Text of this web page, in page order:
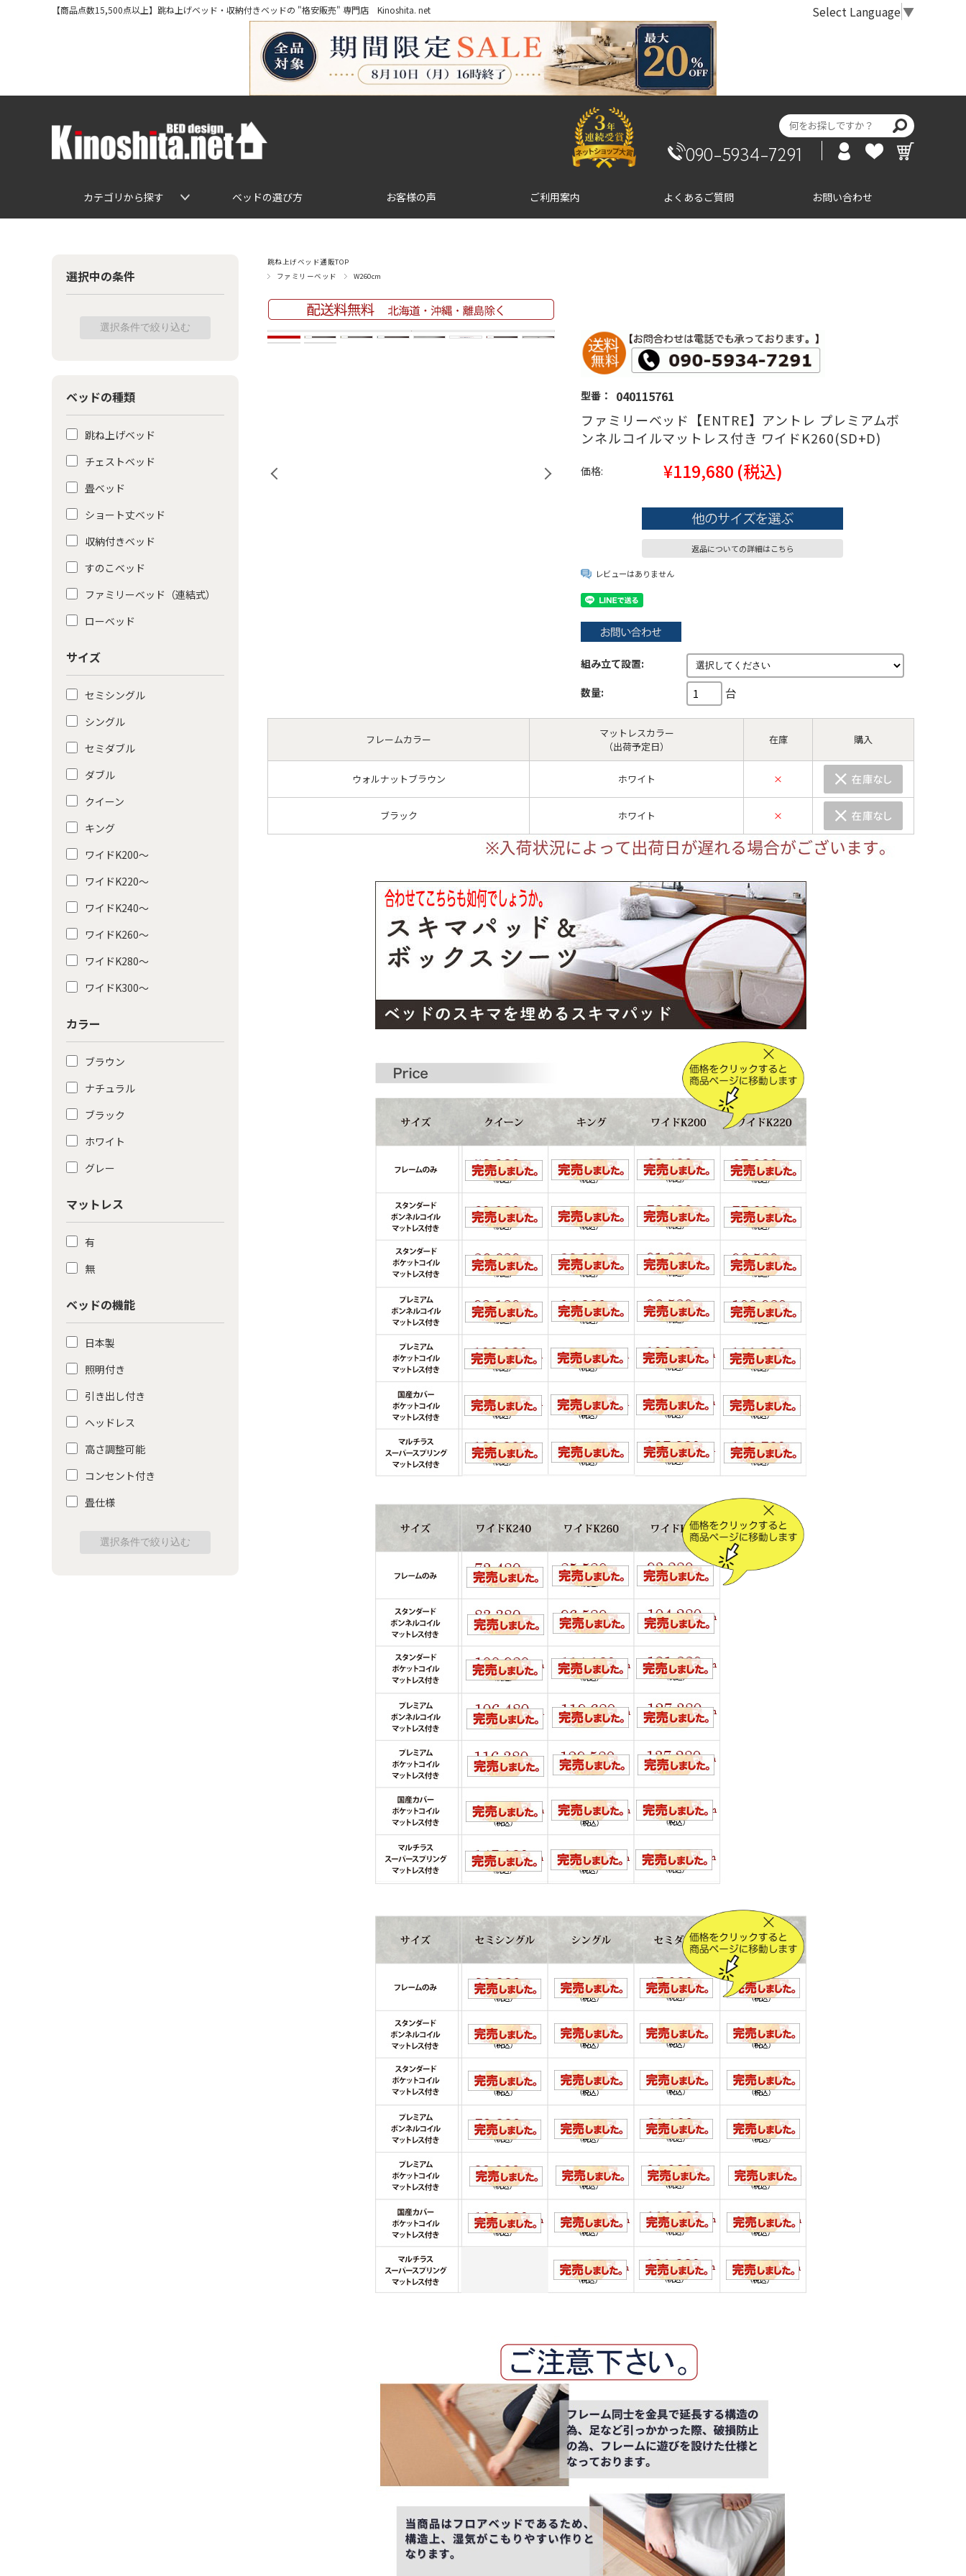
【商品点数15,500点以上】跳ね上げベッド・収納付きベッドの "格安販売" 専門店 Kinoshita. net Select Language▼
090-5934-7291
カテゴリから探す ベッドの選び方 お客様の声 ご利用案内 よくあるご質問 お問い合わせ
跳ね上げベッド通販TOP
ファミリーベッド
W260cm
型番： 040115761
ファミリーベッド【ENTRE】アントレ プレミアムボ
ンネルコイルマットレス付き ワイドK260(SD+D)
価格: ¥119,680 (税込)
返品についての詳細はこちら
レビューはありません
組み立て設置:
数量:
台
フレームカラー
マットレスカラー
（出荷予定日）
在庫 購入
ウォルナットブラウン ホワイト ×
ブラック ホワイト ×
選択中の条件
ベッドの種類
跳ね上げベッド
チェストベッド
畳ベッド
ショート丈ベッド
収納付きベッド
すのこベッド
ファミリーベッド（連結式）
ローベッド
サイズ
セミシングル
シングル
セミダブル
ダブル
クイーン
キング
ワイドK200〜
ワイドK220〜
ワイドK240〜
ワイドK260〜
ワイドK280〜
ワイドK300〜
カラー
ブラウン
ナチュラル
ブラック
ホワイト
グレー
マットレス
有
無
ベッドの機能
日本製
照明付き
引き出し付き
ヘッドレス
高さ調整可能
コンセント付き
畳仕様